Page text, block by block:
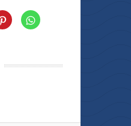
Haz
clic
abre
Haz
clic
abre